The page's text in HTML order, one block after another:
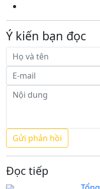
Ý kiến bạn đọc
Đọc tiếp